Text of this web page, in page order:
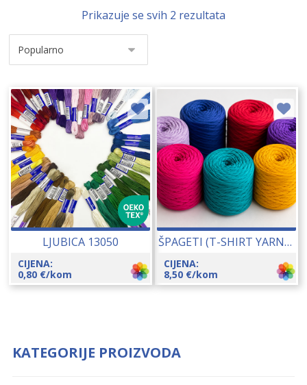
Prikazuje se svih 2 rezultata
LJUBICA 13050
CIJENA:
0,80 €/kom
ŠPAGETI (T-SHIRT YARN) 550-650 GR 15100
CIJENA:
8,50 €/kom
KATEGORIJE PROIZVODA